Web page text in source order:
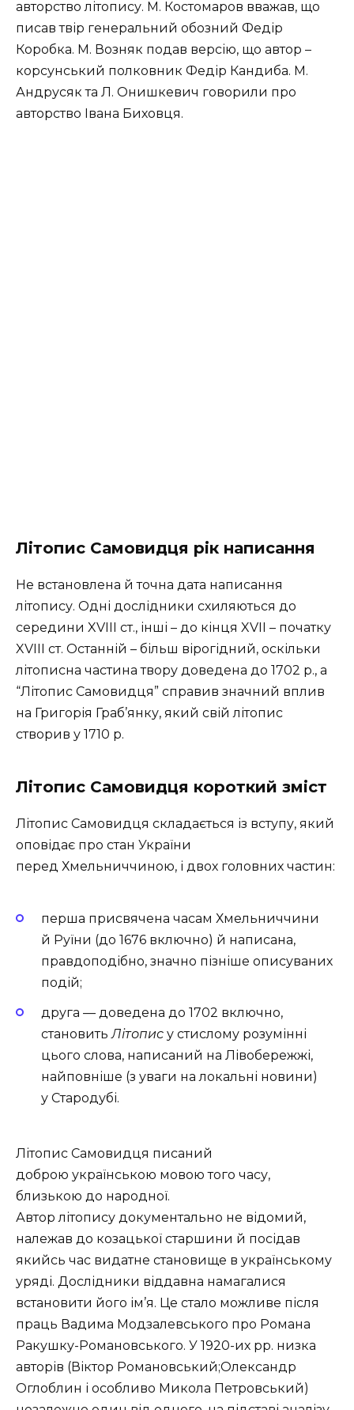
авторство літопису. М. Костомаров вважав, що
писав твір генеральний обозний Федір
Коробка. М. Возняк подав версію, що автор –
корсунський полковник Федір Кандиба. М.
Андрусяк та Л. Онишкевич говорили про
авторство Івана Биховця.
Літопис Самовидця рік написання
Не встановлена й точна дата написання
літопису. Одні дослідники схиляються до
середини XVIII ст., інші – до кінця XVII – початку
XVIII ст. Останній – більш вірогідний, оскільки
літописна частина твору доведена до 1702 р., а
“Літопис Самовидця” справив значний вплив
на Григорія Граб’янку, який свій літопис
створив у 1710 р.
Літопис Самовидця короткий зміст
Літопис Самовидця складається із вступу, який
оповідає про стан України
перед Хмельниччиною, і двох головних частин:
перша присвячена часам Хмельниччини
й Руїни (до 1676 включно) й написана,
правдоподібно, значно пізніше описуваних
подій;
друга — доведена до 1702 включно,
становить Літопис у стислому розумінні
цього слова, написаний на Лівобережжі,
найповніше (з уваги на локальні новини)
у Стародубі.
Літопис Самовидця писаний
доброю українською мовою того часу,
близькою до народної.
Автор літопису документально не відомий,
належав до козацької старшини й посідав
якийсь час видатне становище в українському
уряді. Дослідники віддавна намагалися
встановити його ім’я. Це стало можливе після
праць Вадима Модзалевського про Романа
Ракушку-Романовського. У 1920-их pp. низка
авторів (Віктор Романовський;Олександр
Оглоблин і особливо Микола Петровський)